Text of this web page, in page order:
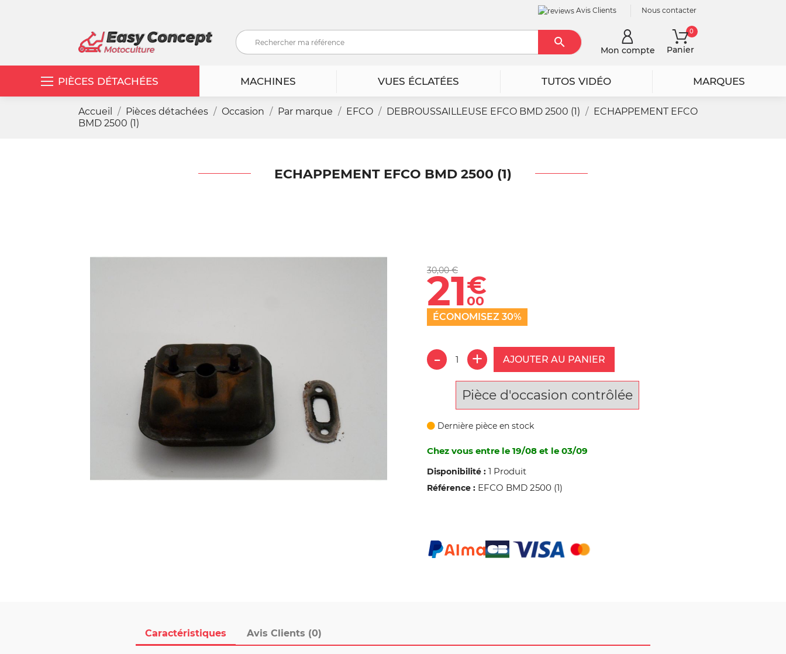
Avis Clients Nous contacter
RechercherMon compte Panier
0
PIÈCES DÉTACHÉES MACHINES VUES ÉCLATÉES TUTOS VIDÉO MARQUES
Accueil Pièces détachées Occasion Par marque EFCO DEBROUSSAILLEUSE EFCO BMD 2500 (1)
ECHAPPEMENT EFCO
BMD 2500 (1)
ECHAPPEMENT EFCO BMD 2500 (1)
Caractéristiques Avis Clients (0)
30,00 €
21€
00
ÉCONOMISEZ 30%
AJOUTER AU PANIER
Pièce d'occasion contrôlée
Dernière pièce en stock
Chez vous entre le 19/08 et le 03/09
Disponibilité : 1 Produit
Référence : EFCO BMD 2500 (1)